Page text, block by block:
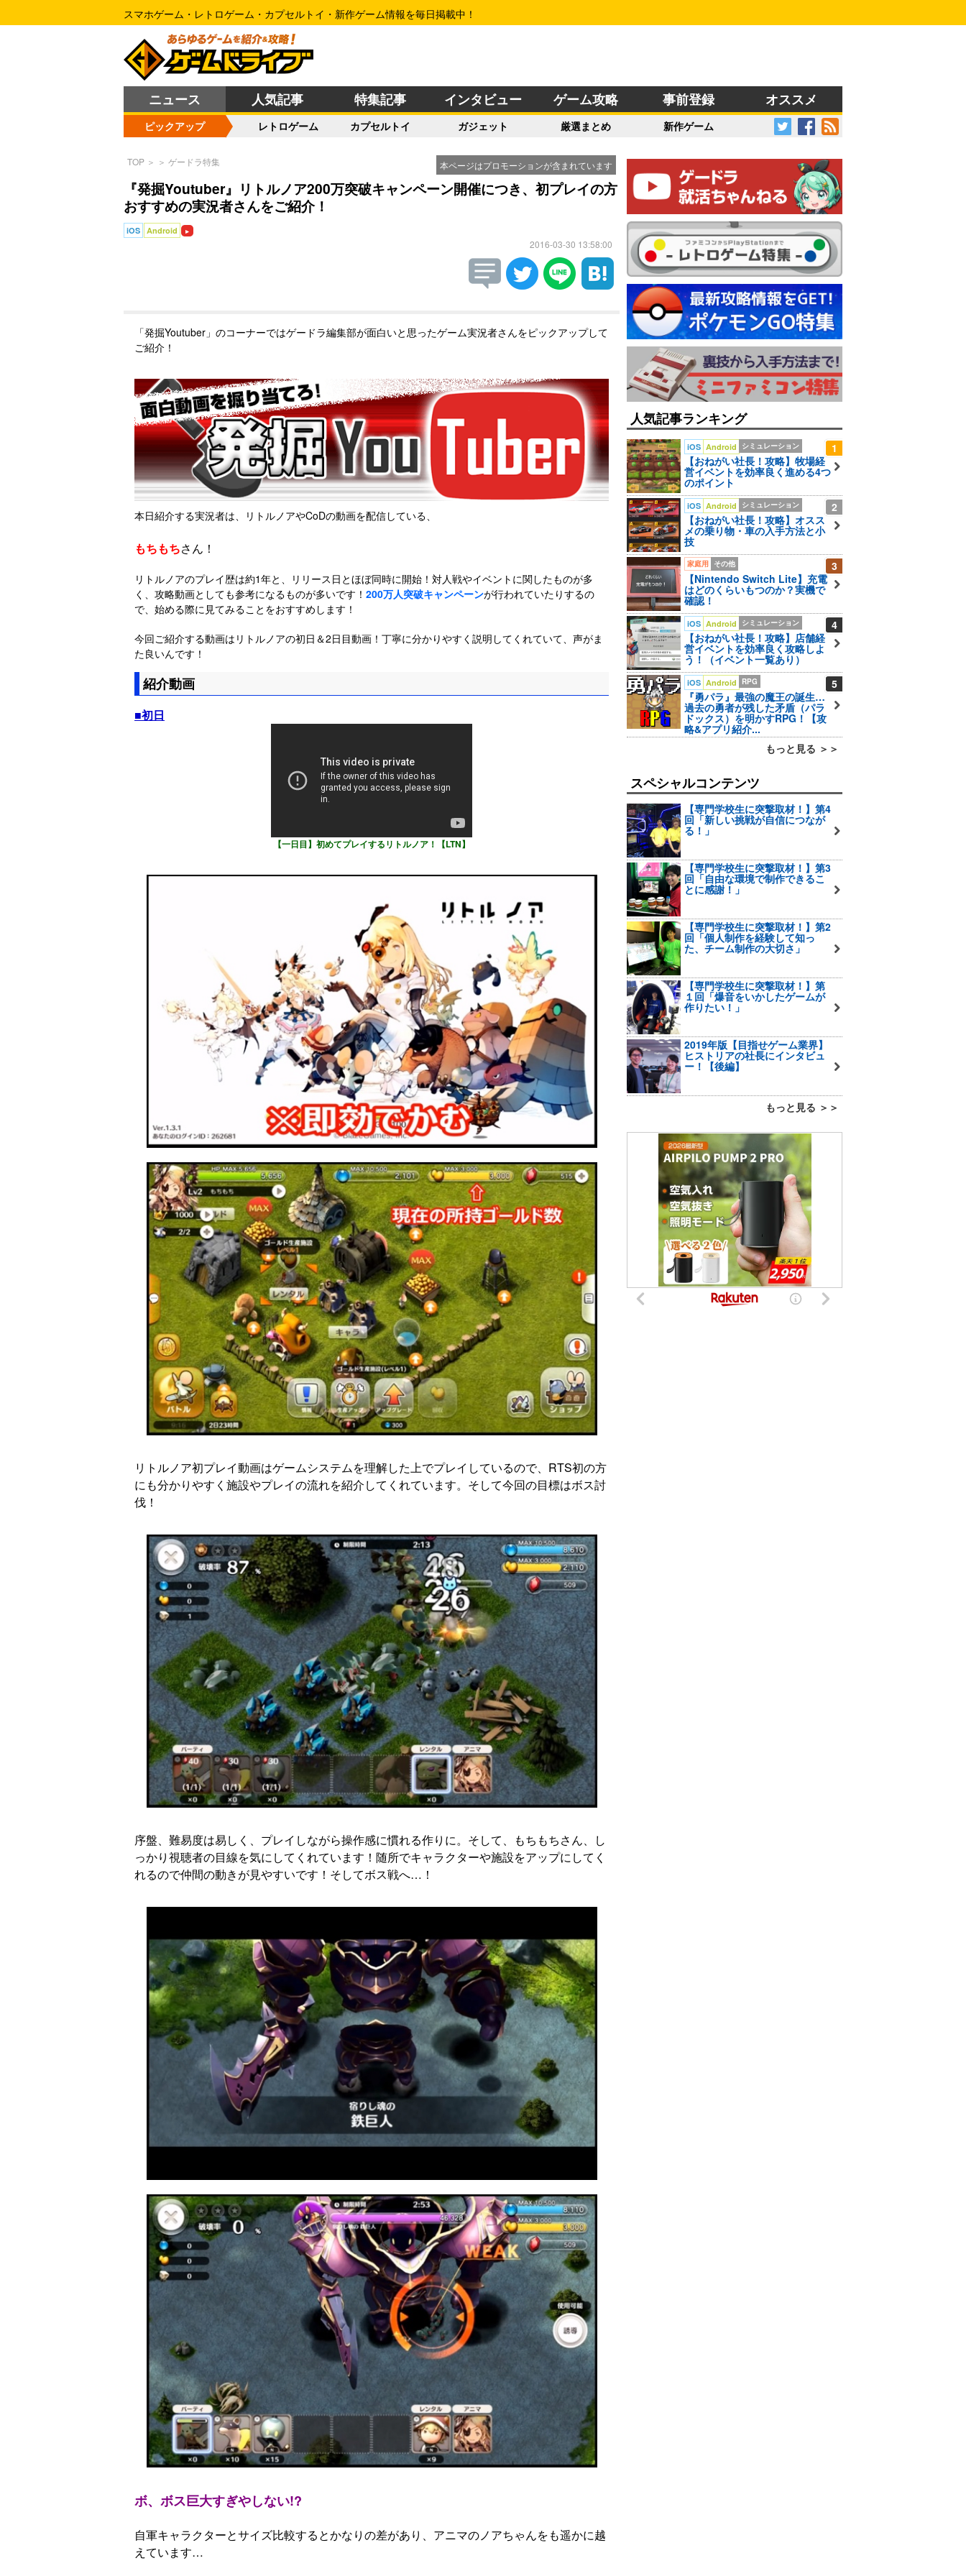
スマホゲーム・レトロゲーム・カプセルトイ・新作ゲーム情報を毎日掲載中！
ニュース 人気記事 特集記事 インタビュー ゲーム攻略 事前登録 オススメ
ピックアップ レトロゲーム カプセルトイ ガジェット 厳選まとめ 新作ゲーム
本ページはプロモーションが含まれています
TOP ＞ ＞ ゲードラ特集
『発掘Youtuber』リトルノア200万突破キャンペーン開催につき、初プレイの方
おすすめの実況者さんをご紹介！
iOS Android
2016-03-30 13:58:00
「発掘Youtuber」のコーナーではゲードラ編集部が面白いと思ったゲーム実況者さんをピックアップして
ご紹介！
本日紹介する実況者は、リトルノアやCoDの動画を配信している、
もちもちさん！
リトルノアのプレイ歴は約1年と、リリース日とほぼ同時に開始！対人戦やイベントに関したものが多
く、攻略動画としても参考になるものが多いです！ 200万人突破キャンペーンが行われていたりするの
で、始める際に見てみることをおすすめします！
今回ご紹介する動画はリトルノアの初日＆2日目動画！丁寧に分かりやすく説明してくれていて、声がま
た良いんです！
紹介動画
■初日
【一日目】初めてプレイするリトルノア！【LTN】
リトルノア初プレイ動画はゲームシステムを理解した上でプレイしているので、RTS初の方
にも分かりやすく施設やプレイの流れを紹介してくれています。そして今回の目標はボス討
伐！
序盤、難易度は易しく、プレイしながら操作感に慣れる作りに。そして、もちもちさん、し
っかり視聴者の目線を気にしてくれています！随所でキャラクターや施設をアップにしてく
れるので仲間の動きが見やすいです！そしてボス戦へ…！
ボ、ボス巨大すぎやしない!?
自軍キャラクターとサイズ比較するとかなりの差があり、アニマのノアちゃんをも遥かに越
えています…
人気記事ランキング
1
iOS Android シミュレーション
【おねがい社長！攻略】牧場経
営イベントを効率良く進める4つ
のポイント
2
iOS Android シミュレーション
【おねがい社長！攻略】オスス
メの乗り物・車の入手方法と小
技
3
家庭用 その他
【Nintendo Switch Lite】充電
はどのくらいもつのか？実機で
確認！
4
iOS Android シミュレーション
【おねがい社長！攻略】店舗経
営イベントを効率良く攻略しよ
う！（イベント一覧あり）
5
iOS Android RPG
『勇パラ』最強の魔王の誕生…
過去の勇者が残した矛盾（パラ
ドックス）を明かすRPG！【攻
略&アプリ紹介...
もっと見る ＞＞
スペシャルコンテンツ
【専門学校生に突撃取材！】第4
回「新しい挑戦が自信につなが
る！」
【専門学校生に突撃取材！】第3
回「自由な環境で制作できるこ
とに感謝！」
【専門学校生に突撃取材！】第2
回「個人制作を経験して知っ
た、チーム制作の大切さ」
【専門学校生に突撃取材！】第
１回「爆音をいかしたゲームが
作りたい！」
2019年版【目指せゲーム業界】
ヒストリアの社長にインタビュ
ー！【後編】
もっと見る ＞＞